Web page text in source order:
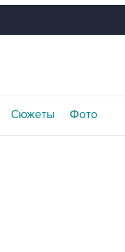
Сюжеты Фото